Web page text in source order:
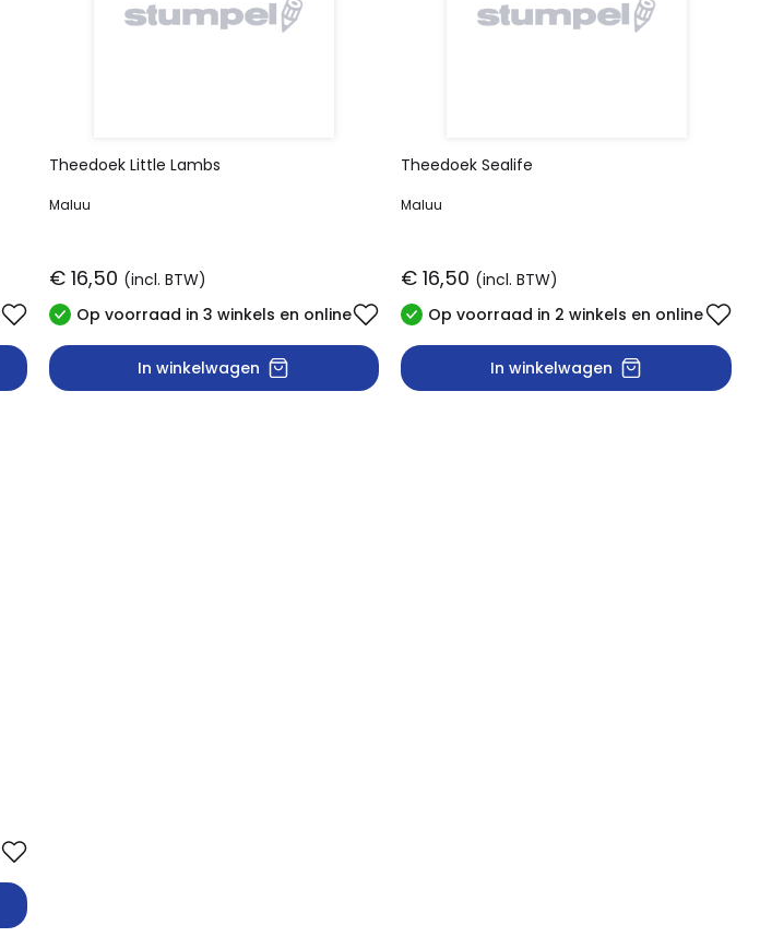
Theedoek Little Lambs
Maluu
€ 16,50 (incl. BTW)
Op voorraad in 3 winkels en online
In winkelwagen
Theedoek Sealife
Maluu
€ 16,50 (incl. BTW)
Op voorraad in 2 winkels en online
In winkelwagen